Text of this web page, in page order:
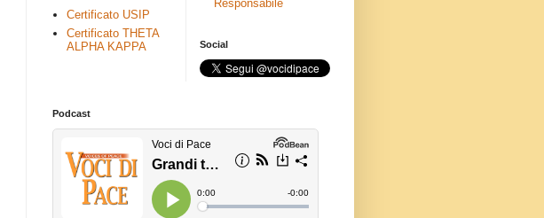
Certificato USIP
Certificato THETA
ALPHA KAPPA
Responsabile
Social
Podcast